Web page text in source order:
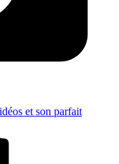
et son parfait